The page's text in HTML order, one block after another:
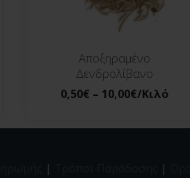
Αποξηραμένο
Δενδρολίβανο
0,50€ – 10,00€/Κιλό
| |